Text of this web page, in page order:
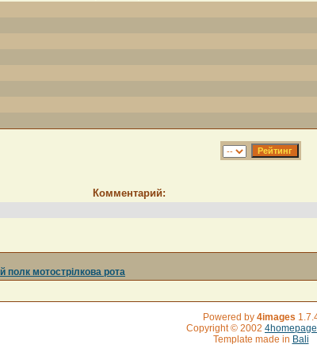
Комментарий:
полк мотострілкова рота
Powered by 4images
Copyright © 2002
Template made in Bali